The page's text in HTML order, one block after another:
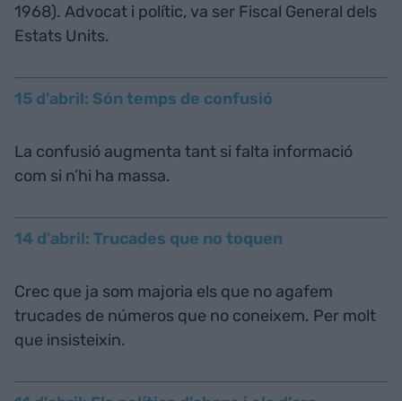
1968). Advocat i polític, va ser Fiscal General dels
Estats Units.
15 d'abril: Són temps de confusió
La confusió augmenta tant si falta informació
com si n’hi ha massa.
14 d'abril: Trucades que no toquen
Crec que ja som majoria els que no agafem
trucades de números que no coneixem. Per molt
que insisteixin.